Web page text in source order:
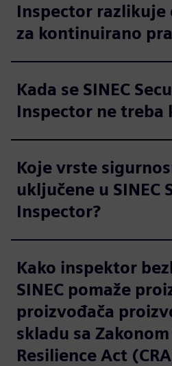
Inspector razlikuje
za kontinuirano
Kada se SINEC
Inspector ne treba
Koje vrste
uključene u SINEC
Inspector?
Kako inspektor
SINEC pomaže
proizvođača
skladu sa
Resilience Act